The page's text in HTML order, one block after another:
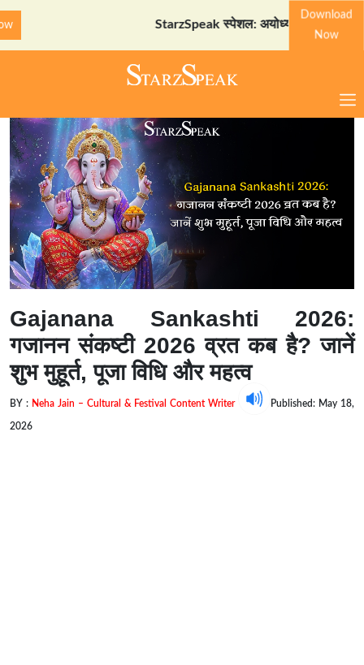
StarzSpeak स्पेशल: अयोध्या दर्शन गाइड
Download
Now
Gajanana Sankashti 2026:
गजानन संकष्टी 2026 व्रत कब है? जानें
शुभ मुहूर्त, पूजा विधि और महत्व
BY : Neha Jain – Cultural & Festival Content Writer Published: May 18,
2026